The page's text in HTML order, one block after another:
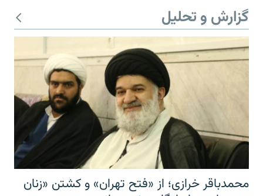
گزارش و تحلیل
محمدباقر خرازی؛ از «فتح تهران» و کشتن «زنان